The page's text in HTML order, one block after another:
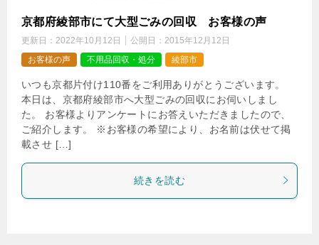
京都府綾部市にて大型ごみの回収 お客様の声
更新日： 2022年10月12日 公開日： 2015年12月12日
お客様の声
不用品回収・処分 綾部市
いつも京都片付け110番をご利用ありがとうございます。
本日は、京都府綾部市へ大型ごみの回収にお伺いしまし
た。 お客様よりアンケートにお答えいただきましたので、
ご紹介します。 ※お客様の希望により、お名前は伏せて掲
載させ […]
続きを読む